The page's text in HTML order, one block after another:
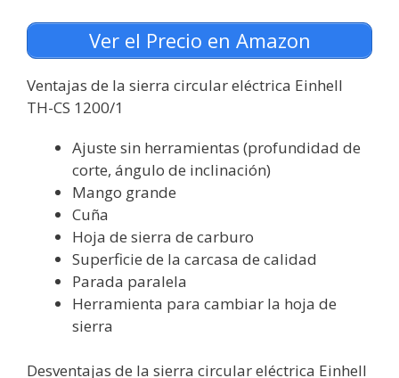
Ver el Precio en Amazon
Ventajas de la sierra circular eléctrica Einhell
TH-CS 1200/1
Ajuste sin herramientas (profundidad de
corte, ángulo de inclinación)
Mango grande
Cuña
Hoja de sierra de carburo
Superficie de la carcasa de calidad
Parada paralela
Herramienta para cambiar la hoja de
sierra
Desventajas de la sierra circular eléctrica Einhell